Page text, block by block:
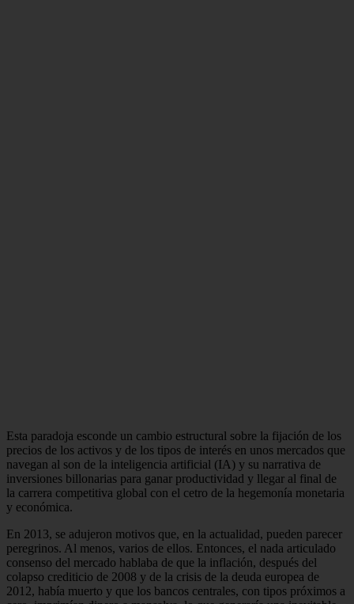
Esta paradoja esconde un cambio estructural sobre la fijación de los
precios de los activos y de los tipos de interés en unos mercados que
navegan al son de la inteligencia artificial (IA) y su narrativa de
inversiones billonarias para ganar productividad y llegar al final de
la carrera competitiva global con el cetro de la hegemonía monetaria
y económica.
En 2013, se adujeron motivos que, en la actualidad, pueden parecer
peregrinos. Al menos, varios de ellos. Entonces, el nada articulado
consenso del mercado hablaba de que la inflación, después del
colapso crediticio de 2008 y de la crisis de la deuda europea de
2012, había muerto y que los bancos centrales, con tipos próximos a